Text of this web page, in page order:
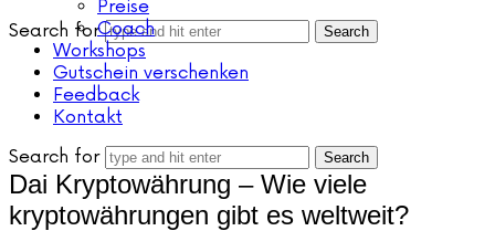
Search for
Preise
Coach
Workshops
Gutschein verschenken
Feedback
Kontakt
Search for
Dai Kryptowährung – Wie viele
kryptowährungen gibt es weltweit?